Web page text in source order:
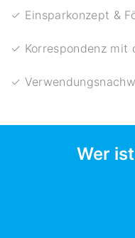
✓ Einsparkonzept &
✓ Korrespondenz mit
✓
Wer